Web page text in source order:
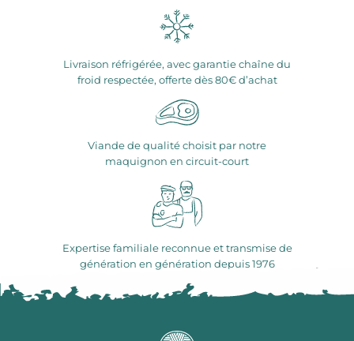
Livraison réfrigérée, avec garantie chaîne du
froid respectée, offerte dès 80€ d’achat
Viande de qualité choisit par notre
maquignon en circuit-court
Expertise familiale reconnue et transmise de
génération en génération depuis 1976